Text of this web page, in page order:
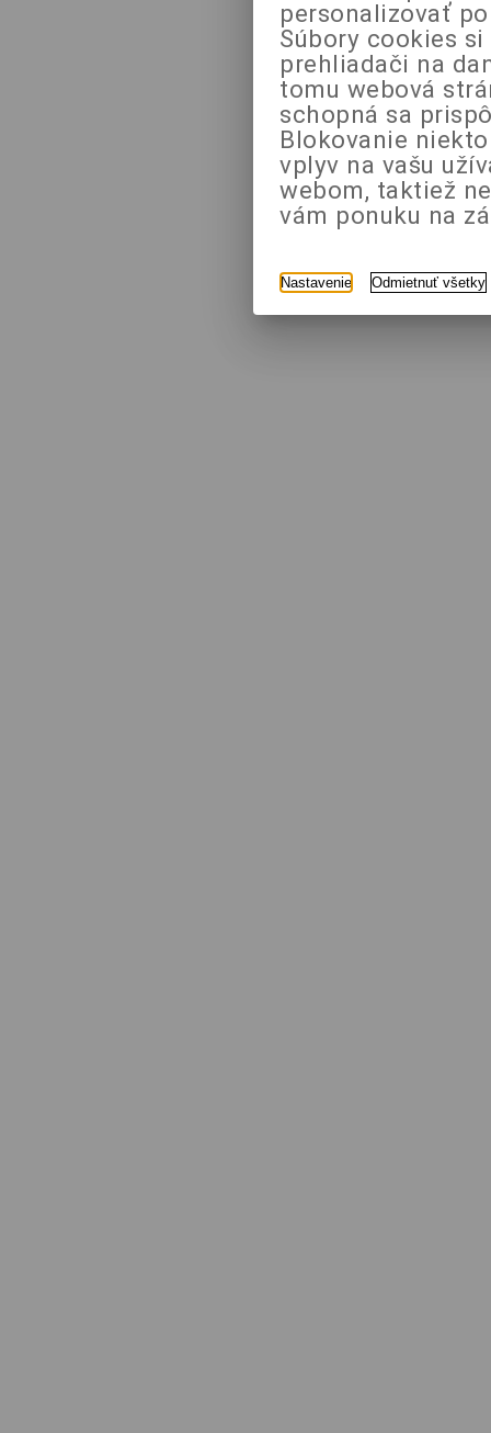
personalizovať
Súbory cookies
prehliadači na
tomu webová
schopná sa
Blokovanie
vplyv na vašu
webom, taktiež
vám ponuku na
Nastavenie Odmietnuť všetky